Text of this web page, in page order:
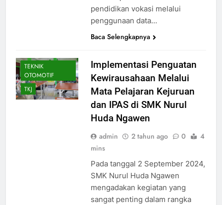
pendidikan vokasi melalui
penggunaan data…
Baca Selengkapnya
TEKNIK
OTOMOTIF
TKJ
Implementasi Penguatan
Kewirausahaan Melalui
Mata Pelajaran Kejuruan
dan IPAS di SMK Nurul
Huda Ngawen
admin 2 tahun ago 0
4
mins
Pada tanggal 2 September 2024,
SMK Nurul Huda Ngawen
mengadakan kegiatan yang
sangat penting dalam rangka